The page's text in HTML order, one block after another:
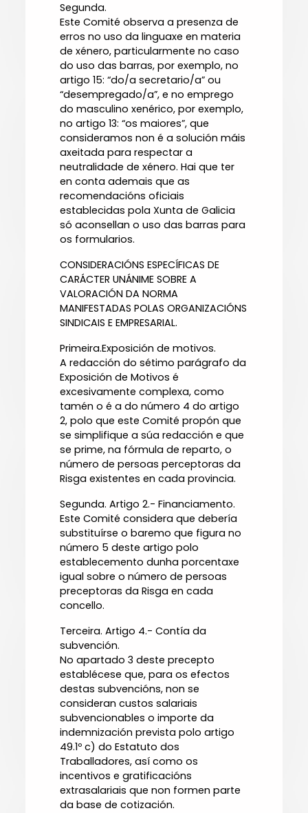
Segunda.
Este Comité observa a presenza de
erros no uso da linguaxe en materia
de xénero, particularmente no caso
do uso das barras, por exemplo, no
artigo 15: “do/a secretario/a” ou
“desempregado/a”, e no emprego
do masculino xenérico, por exemplo,
no artigo 13: “os maiores”, que
consideramos non é a solución máis
axeitada para respectar a
neutralidade de xénero. Hai que ter
en conta ademais que as
recomendacións oficiais
establecidas pola Xunta de Galicia
só aconsellan o uso das barras para
os formularios.
CONSIDERACIÓNS ESPECÍFICAS DE
CARÁCTER UNÁNIME SOBRE A
VALORACIÓN DA NORMA
MANIFESTADAS POLAS ORGANIZACIÓNS
SINDICAIS E EMPRESARIAL.
Primeira.Exposición de motivos.
A redacción do sétimo parágrafo da
Exposición de Motivos é
excesivamente complexa, como
tamén o é a do número 4 do artigo
2, polo que este Comité propón que
se simplifique a súa redacción e que
se prime, na fórmula de reparto, o
número de persoas perceptoras da
Risga existentes en cada provincia.
Segunda. Artigo 2.- Financiamento.
Este Comité considera que debería
substituírse o baremo que figura no
número 5 deste artigo polo
establecemento dunha porcentaxe
igual sobre o número de persoas
preceptoras da Risga en cada
concello.
Terceira. Artigo 4.- Contía da
subvención.
No apartado 3 deste precepto
establécese que, para os efectos
destas subvencións, non se
consideran custos salariais
subvencionables o importe da
indemnización prevista polo artigo
49.1º c) do Estatuto dos
Traballadores, así como os
incentivos e gratificacións
extrasalariais que non formen parte
da base de cotización.